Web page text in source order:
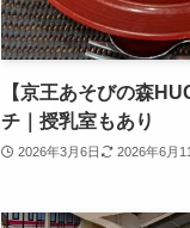
【京王あそびの森
チ｜授乳室もあり
2026年3月6日 2026年6月